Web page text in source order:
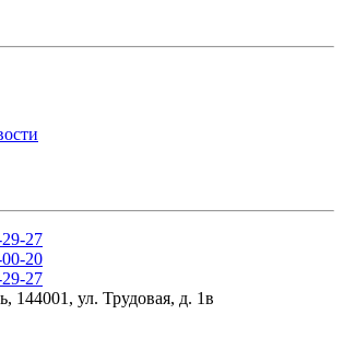
27
20
27
144001, ул. Трудовая, д. 1в